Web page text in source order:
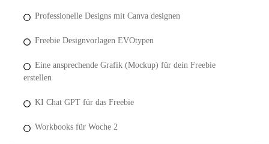
Professionelle Designs mit Canva designen
Freebie Designvorlagen EVOtypen
Eine ansprechende Grafik (Mockup) für dein Freebie
erstellen
KI Chat GPT für das Freebie
Workbooks für Woche 2